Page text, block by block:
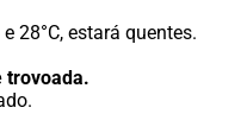
28°C, estará quentes.
trovoada.